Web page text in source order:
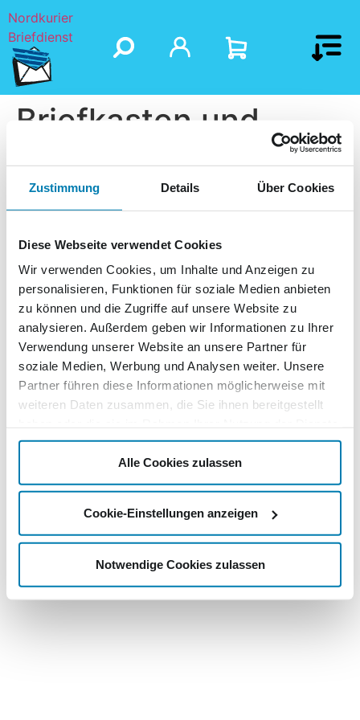
Zustimmung Details Über Cookies
Diese Webseite verwendet Cookies
Wir verwenden Cookies, um Inhalte und Anzeigen zu
personalisieren, Funktionen für soziale Medien anbieten
zu können und die Zugriffe auf unsere Website zu
analysieren. Außerdem geben wir Informationen zu Ihrer
Verwendung unserer Website an unsere Partner für
soziale Medien, Werbung und Analysen weiter. Unsere
Partner führen diese Informationen möglicherweise mit
weiteren Daten zusammen, die Sie ihnen bereitgestellt
gesammelt haben.
Alle Cookies zulassen
Cookie-Einstellungen anzeigen
Notwendige Cookies zulassen
Nordkurier
Briefdienst
Briefkasten und
Depot